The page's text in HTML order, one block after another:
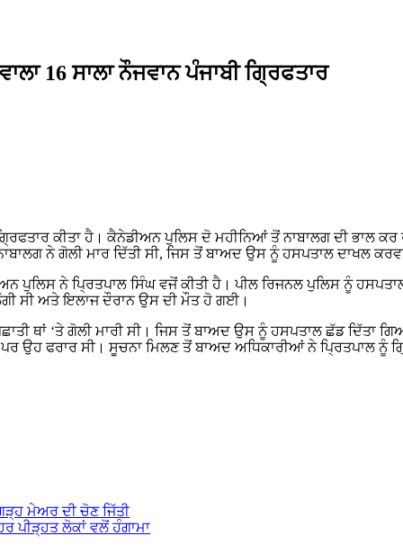
16 ਸਾਲਾ ਨੌਜਵਾਨ ਪੰਜਾਬੀ ਗ੍ਰਿਫਤਾਰ
ਕੀਤਾ ਹੈ। ਕੈਨੇਡੀਅਨ ਪੁਲਿਸ ਦੋ ਮਹੀਨਿਆਂ ਤੋਂ ਨਾਬਾਲਗ ਦੀ ਭਾਲ ਕਰ
ਨੇ ਗੋਲੀ ਮਾਰ ਦਿੱਤੀ ਸੀ, ਜਿਸ ਤੋਂ ਬਾਅਦ ਉਸ ਨੂੰ ਹਸਪਤਾਲ ਦਾਖਲ
ਪੁਲਿਸ ਨੇ ਪ੍ਰਿਤਪਾਲ ਸਿੰਘ ਵਜੋਂ ਕੀਤੀ ਹੈ। ਪੀਲ ਰਿਜਨਲ ਪੁਲਿਸ ਨੂੰ
ਸੀ ਅਤੇ ਇਲਾਜ ਦੌਰਾਨ ਉਸ ਦੀ ਮੌਤ ਹੋ ਗਈ।
ਥਾਂ ‘ਤੇ ਗੋਲੀ ਮਾਰੀ ਸੀ। ਜਿਸ ਤੋਂ ਬਾਅਦ ਉਸ ਨੂੰ ਹਸਪਤਾਲ ਛੱਡ ਦਿੱਤਾ
ਪਰ ਉਹ ਫਰਾਰ ਸੀ। ਸੂਚਨਾ ਮਿਲਣ ਤੋਂ ਬਾਅਦ ਅਧਿਕਾਰੀਆਂ ਨੇ ਪ੍ਰਿਤਪਾਲ ਨੂੰ
ਮੇਅਰ ਦੀ ਚੋਣ ਜਿੱਤੀ
ਪੀੜ੍ਹਤ ਲੋਕਾਂ ਵਲੋਂ ਹੰਗਾਮਾ